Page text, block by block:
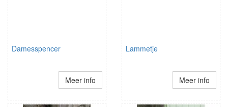
Damesspencer
Meer info
Lammetje
Meer info